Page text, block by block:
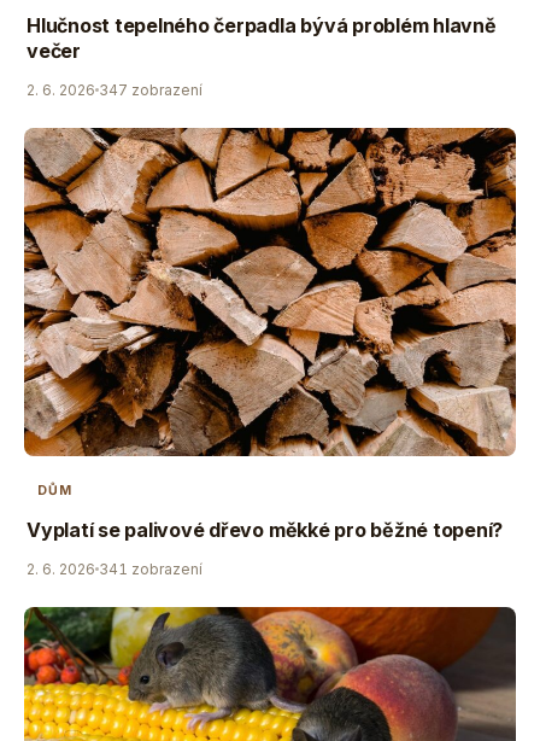
Hlučnost tepelného čerpadla bývá problém hlavně
večer
2. 6. 2026 347 zobrazení
DŮM
Vyplatí se palivové dřevo měkké pro běžné topení?
2. 6. 2026 341 zobrazení